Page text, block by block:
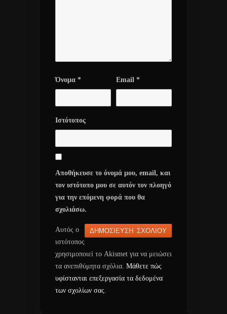
Όνομα * Email *
Ιστότοπος
Αποθήκευσε το όνομά μου, email, και
τον ιστότοπο μου σε αυτόν τον πλοηγό
για την επόμενη φορά που θα
σχολιάσω.
Αυτός ο
ιστότοπος
χρησιμοποιεί το Akismet για να μειώσει
τα ανεπιθύμητα σχόλια. Μάθετε πώς
υφίστανται επεξεργασία τα δεδομένα
των σχολίων σας